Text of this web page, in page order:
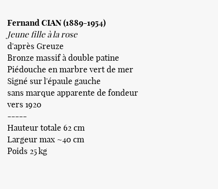
Fernand CIAN (1889-1954)
Jeune fille à la rose
d'après Greuze
Bronze massif à double patine
Piédouche en marbre vert de mer
Signé sur l'épaule gauche
sans marque apparente de fondeur
vers 1920
-----
Hauteur totale 62 cm
Largeur max ~40 cm
Poids 25 kg